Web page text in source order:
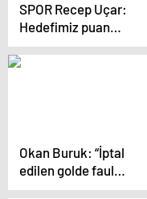
SPOR Recep Uçar:
Hedefimiz puan
almaktı, başaramadık
Okan Buruk: “İptal
edilen golde faul
olduğunu